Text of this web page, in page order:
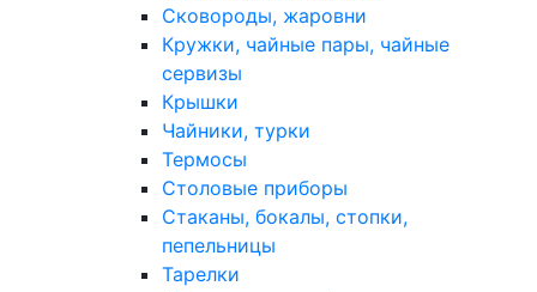
Сковороды, жаровни
Кружки, чайные пары, чайные
сервизы
Крышки
Чайники, турки
Термосы
Столовые приборы
Стаканы, бокалы, стопки,
пепельницы
Тарелки